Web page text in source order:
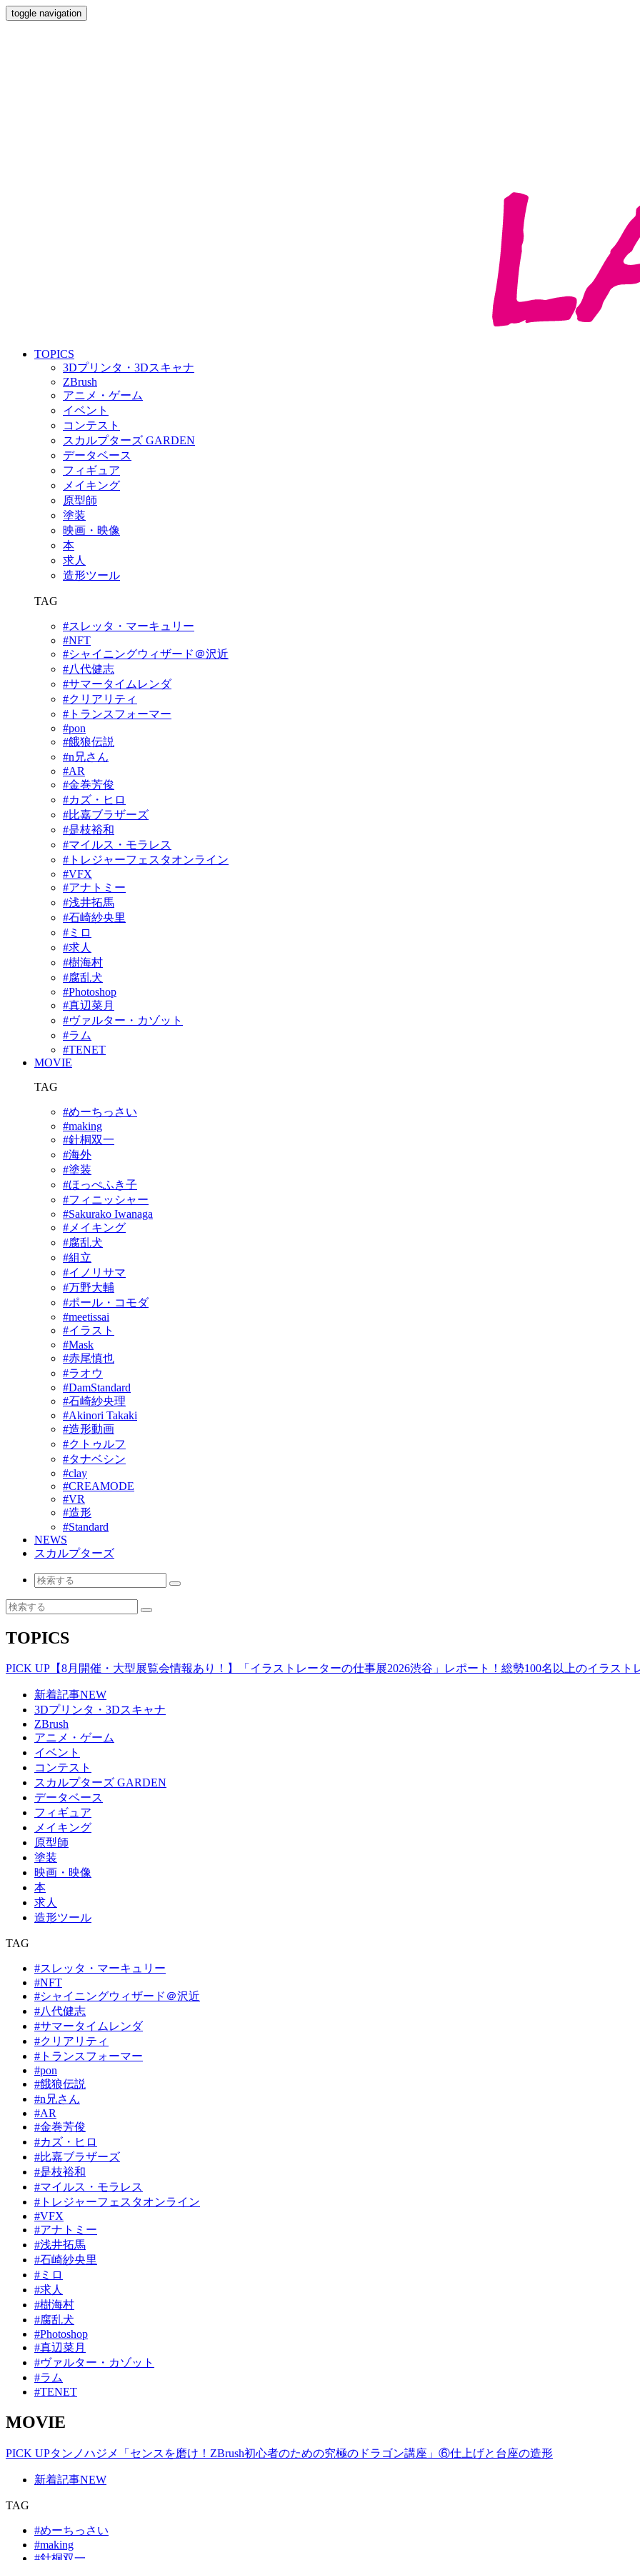
toggle navigation
TOPICS
3Dプリンタ・3Dスキャナ
ZBrush
アニメ・ゲーム
イベント
コンテスト
スカルプターズ GARDEN
データベース
フィギュア
メイキング
原型師
塗装
映画・映像
本
求人
造形ツール
TAG
#スレッタ・マーキュリー
#NFT
#シャイニングウィザード＠沢近
#八代健志
#サマータイムレンダ
#クリアリティ
#トランスフォーマー
#pon
#餓狼伝説
#n兄さん
#AR
#金巻芳俊
#カズ・ヒロ
#比嘉ブラザーズ
#是枝裕和
#マイルス・モラレス
#トレジャーフェスタオンライン
#VFX
#アナトミー
#浅井拓馬
#石崎紗央里
#ミロ
#求人
#樹海村
#腐乱犬
#Photoshop
#真辺菜月
#ヴァルター・カゾット
#ラム
#TENET
MOVIE
TAG
#めーちっさい
#making
#針桐双一
#海外
#塗装
#ほっぺふき子
#フィニッシャー
#Sakurako Iwanaga
#メイキング
#腐乱犬
#組立
#イノリサマ
#万野大輔
#ポール・コモダ
#meetissai
#イラスト
#Mask
#赤尾慎也
#ラオウ
#DamStandard
#石崎紗央理
#Akinori Takaki
#造形動画
#クトゥルフ
#タナベシン
#clay
#CREAMODE
#VR
#造形
#Standard
NEWS
スカルプターズ
TOPICS
PICK UP 【8月開催・大型展覧会情報あり！】「イラストレーターの仕事展2026渋谷」レポート！総勢100名以上のイラスト
新着記事NEW
3Dプリンタ・3Dスキャナ
ZBrush
アニメ・ゲーム
イベント
コンテスト
スカルプターズ GARDEN
データベース
フィギュア
メイキング
原型師
塗装
映画・映像
本
求人
造形ツール
TAG
#スレッタ・マーキュリー
#NFT
#シャイニングウィザード＠沢近
#八代健志
#サマータイムレンダ
#クリアリティ
#トランスフォーマー
#pon
#餓狼伝説
#n兄さん
#AR
#金巻芳俊
#カズ・ヒロ
#比嘉ブラザーズ
#是枝裕和
#マイルス・モラレス
#トレジャーフェスタオンライン
#VFX
#アナトミー
#浅井拓馬
#石崎紗央里
#ミロ
#求人
#樹海村
#腐乱犬
#Photoshop
#真辺菜月
#ヴァルター・カゾット
#ラム
#TENET
MOVIE
PICK UPタンノハジメ「センスを磨け！ZBrush初心者のための究極のドラゴン講座」⑥仕上げと台座の造形
新着記事NEW
TAG
#めーちっさい
#making